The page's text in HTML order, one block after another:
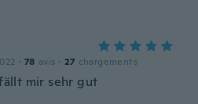
· 78 avis · 27 chargements
mir sehr gut